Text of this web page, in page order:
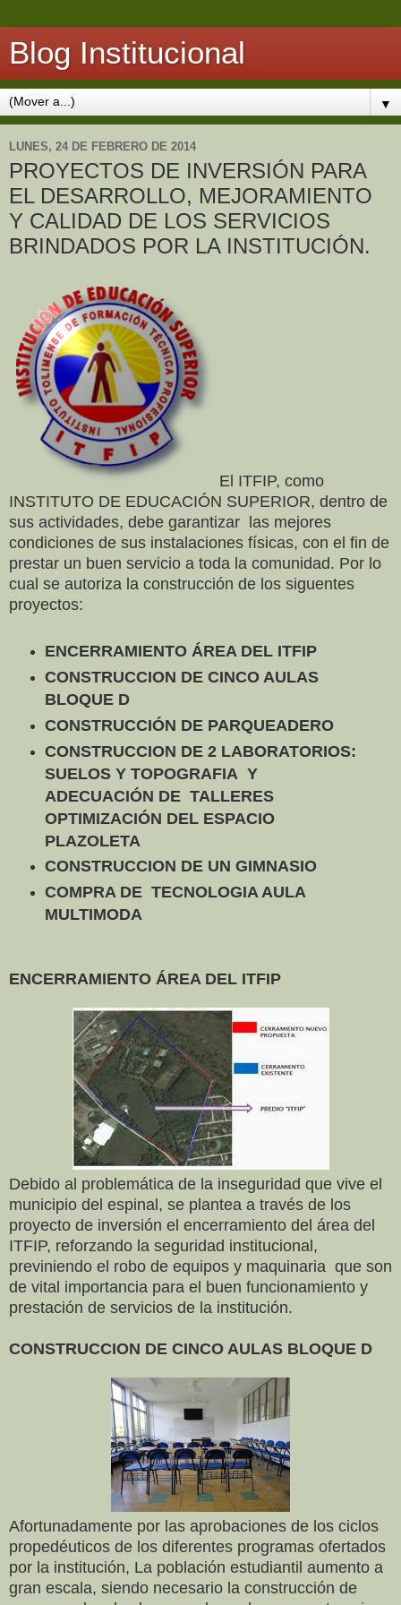
Blog Institucional
▼
LUNES, 24 DE FEBRERO DE 2014
PROYECTOS DE INVERSIÓN PARA
EL DESARROLLO, MEJORAMIENTO
Y CALIDAD DE LOS SERVICIOS
BRINDADOS POR LA INSTITUCIÓN.
El ITFIP, como
INSTITUTO DE EDUCACIÓN SUPERIOR, dentro de
sus actividades, debe garantizar las mejores
condiciones de sus instalaciones físicas, con el fin de
prestar un buen servicio a toda la comunidad. Por lo
cual se autoriza la construcción de los siguentes
proyectos:
ENCERRAMIENTO ÁREA DEL ITFIP
CONSTRUCCION DE CINCO AULAS
BLOQUE D
CONSTRUCCIÓN DE PARQUEADERO
CONSTRUCCION DE 2 LABORATORIOS:
SUELOS Y TOPOGRAFIA Y
ADECUACIÓN DE TALLERES
OPTIMIZACIÓN DEL ESPACIO
PLAZOLETA
CONSTRUCCION DE UN GIMNASIO
COMPRA DE TECNOLOGIA AULA
MULTIMODA
ENCERRAMIENTO ÁREA DEL ITFIP
Debido al problemática de la inseguridad que vive el
municipio del espinal, se plantea a través de los
proyecto de inversión el encerramiento del área del
ITFIP, reforzando la seguridad institucional,
previniendo el robo de equipos y maquinaria que son
de vital importancia para el buen funcionamiento y
prestación de servicios de la institución.
CONSTRUCCION DE CINCO AULAS BLOQUE D
Afortunadamente por las aprobaciones de los ciclos
propedéuticos de los diferentes programas ofertados
por la institución, La población estudiantil aumento a
gran escala, siendo necesario la construcción de